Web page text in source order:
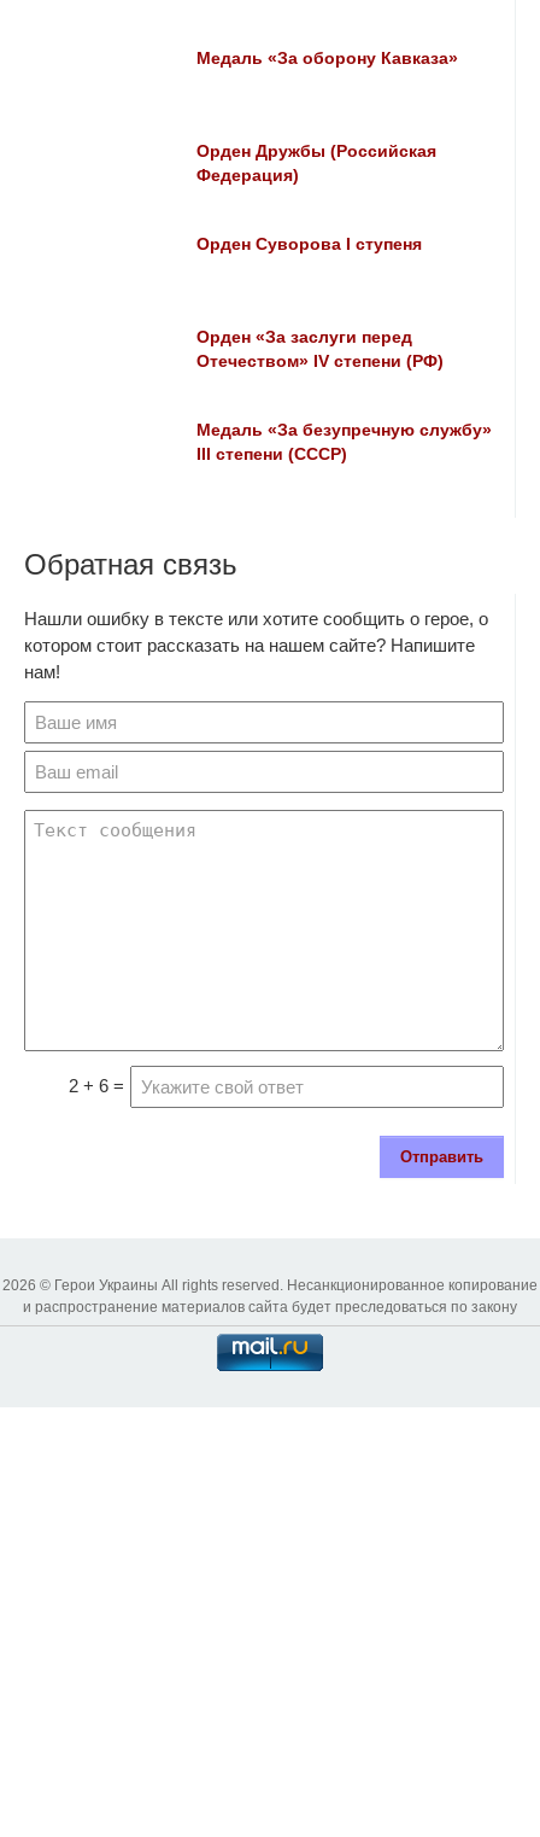
Медаль «За оборону Кавказа»
Орден Дружбы (Российская
Федерация)
Орден Суворова I ступеня
Орден «За заслуги перед
Отечеством» IV степени (РФ)
Медаль «За безупречную службу»
III степени (СССР)
Обратная связь
Нашли ошибку в тексте или хотите сообщить о герое, о
котором стоит рассказать на нашем сайте? Напишите
нам!
2 + 6 =
Отправить
2026 © Герои Украины All rights reserved. Несанкционированное копирование
и распространение материалов сайта будет преследоваться по закону